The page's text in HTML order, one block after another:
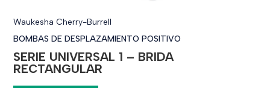
Waukesha Cherry-Burrell
BOMBAS DE DESPLAZAMIENTO POSITIVO
SERIE UNIVERSAL 1 – BRIDA
RECTANGULAR